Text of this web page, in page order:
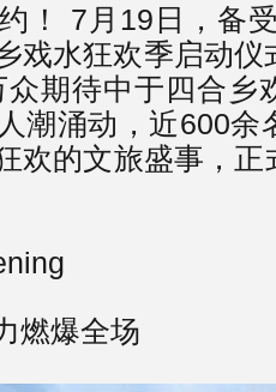
！ 7月19日，备
水狂欢季启动仪
众期待中于四合乡
潮涌动，近600余
欢的文旅盛事，
燃爆全场